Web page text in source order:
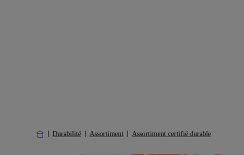
Durabilité Assortiment Assortiment certifié durable